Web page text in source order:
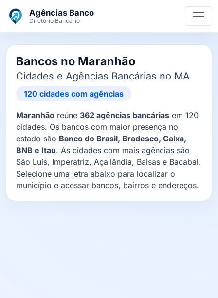
Agências Banco
Diretório Bancário
Bancos no Maranhão
Cidades e Agências Bancárias no MA
120 cidades com agências
Maranhão reúne 362 agências bancárias em 120
cidades. Os bancos com maior presença no
estado são Banco do Brasil, Bradesco, Caixa,
BNB e Itaú. As cidades com mais agências são
São Luís, Imperatriz, Açailândia, Balsas e Bacabal.
Selecione uma letra abaixo para localizar o
município e acessar bancos, bairros e endereços.